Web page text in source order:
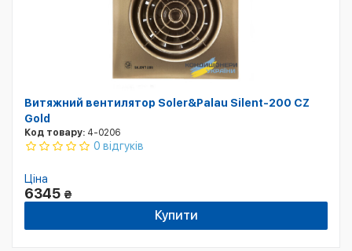
Витяжний вентилятор Soler&Palau Silent-200 CZ
Gold
Код товару: 4-0206
0 відгуків
Ціна
6345 ₴
Купити